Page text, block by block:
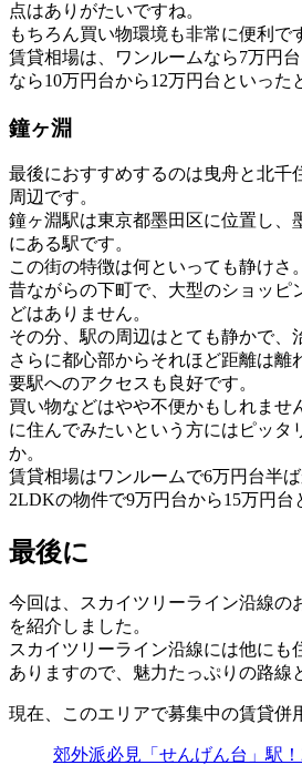
点はありがたいですね。
もちろん買い物環境も非常に便利で
賃貸相場は、ワンルームなら7万円
なら10万円台から12万円台といった
鐘ヶ淵
最後におすすめするのは曳舟と北千
周辺です。
鐘ヶ淵駅は東京都墨田区に位置し、
にある駅です。
この街の特徴は何といっても静けさ。
昔ながらの下町で、大型のショッピ
どはありません。
その分、駅の周辺はとても静かで、
さらに都心部からそれほど距離は離
要駅へのアクセスも良好です。
買い物などはやや不便かもしれませ
に住んでみたいという方にはピッタ
か。
賃貸相場はワンルームで6万円台半
2LDKの物件で9万円台から15万円台
最後に
今回は、スカイツリーライン沿線の
を紹介しました。
スカイツリーライン沿線には他にも
ありますので、魅力たっぷりの路線
現在、このエリアで募集中の賃貸併
郊外派必見「せんげん台」駅